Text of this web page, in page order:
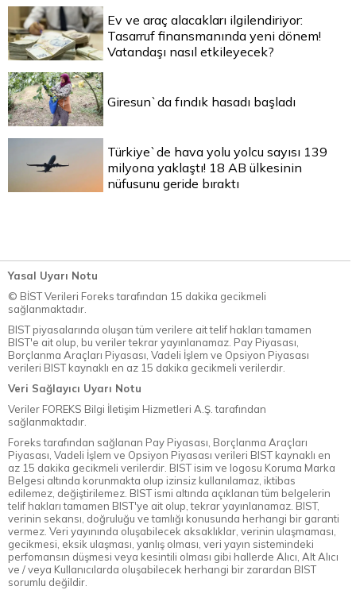
Ev ve araç alacakları ilgilendiriyor:
Tasarruf finansmanında yeni dönem!
Vatandaşı nasıl etkileyecek?
Giresun`da fındık hasadı başladı
Türkiye`de hava yolu yolcu sayısı 139
milyona yaklaştı! 18 AB ülkesinin
nüfusunu geride bıraktı
Yasal Uyarı Notu
© BİST Verileri Foreks tarafından 15 dakika gecikmeli
sağlanmaktadır.
BIST piyasalarında oluşan tüm verilere ait telif hakları tamamen
BIST'e ait olup, bu veriler tekrar yayınlanamaz. Pay Piyasası,
Borçlanma Araçları Piyasası, Vadeli İşlem ve Opsiyon Piyasası
verileri BIST kaynaklı en az 15 dakika gecikmeli verilerdir.
Veri Sağlayıcı Uyarı Notu
Veriler FOREKS Bilgi İletişim Hizmetleri A.Ş. tarafından
sağlanmaktadır.
Foreks tarafından sağlanan Pay Piyasası, Borçlanma Araçları
Piyasası, Vadeli İşlem ve Opsiyon Piyasası verileri BIST kaynaklı en
az 15 dakika gecikmeli verilerdir. BIST isim ve logosu Koruma Marka
Belgesi altında korunmakta olup izinsiz kullanılamaz, iktibas
edilemez, değiştirilemez. BIST ismi altında açıklanan tüm belgelerin
telif hakları tamamen BIST'ye ait olup, tekrar yayınlanamaz. BIST,
verinin sekansı, doğruluğu ve tamlığı konusunda herhangi bir garanti
vermez. Veri yayınında oluşabilecek aksaklıklar, verinin ulaşmaması,
gecikmesi, eksik ulaşması, yanlış olması, veri yayın sistemindeki
perfomansın düşmesi veya kesintili olması gibi hallerde Alıcı, Alt Alıcı
ve / veya Kullanıcılarda oluşabilecek herhangi bir zarardan BIST
sorumlu değildir.